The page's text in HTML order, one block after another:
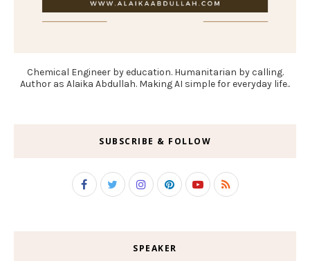
Chemical Engineer by education. Humanitarian by calling.
Author as Alaika Abdullah. Making AI simple for everyday life..
SUBSCRIBE & FOLLOW
SPEAKER